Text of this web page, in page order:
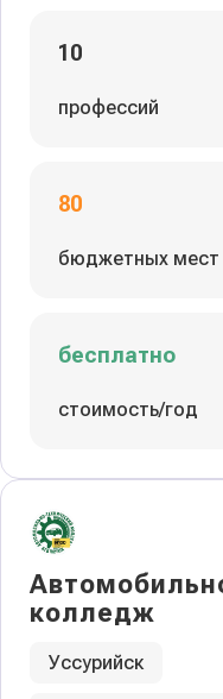
10
профессий
80
бюджетных мест
бесплатно
стоимость/год
колледж
Уссурийск